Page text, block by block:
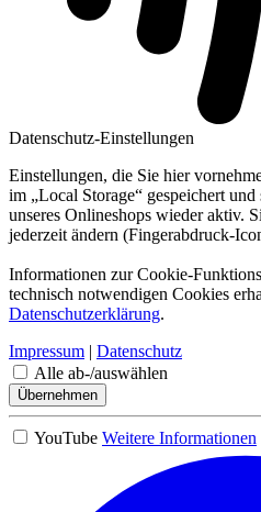
Datenschutz-Einstellungen
Einstellungen, die Sie hier
im „Local Storage“ gespeichert
unseres Onlineshops wieder aktiv.
jederzeit ändern (Fingerabdruck-
Informationen zur Cookie-
technisch notwendigen Cookies
Datenschutzerklärung.
Impressum | Datenschutz
Alle ab-/auswählen
Übernehmen
YouTube Weitere Informationen